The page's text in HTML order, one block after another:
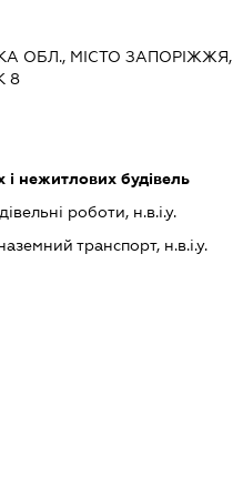
ОБЛ., МІСТО ЗАПОРІЖЖЯ,
8
нежитлових будівель
роботи, н.в.і.у.
транспорт, н.в.і.у.